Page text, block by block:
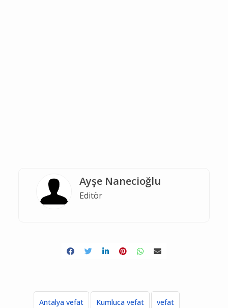
Ayşe Nanecioğlu
Editör
Antalya vefat Kumluca vefat vefat